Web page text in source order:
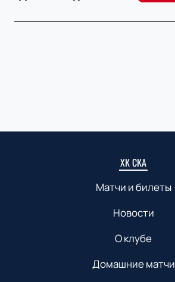
ХК СКА
Матчи и билеты
Новости
О клубе
Домашние матчи